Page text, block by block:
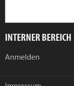
INTERNER BEREICH
Anmelden